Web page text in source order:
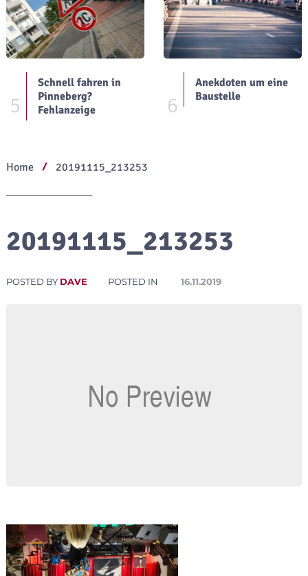
5
Schnell fahren in
Pinneberg?
Fehlanzeige
6
Anekdoten um eine
Baustelle
Home 20191115_213253
20191115_213253
POSTED BY DAVE POSTED IN 16.11.2019